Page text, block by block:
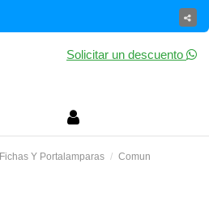
Solicitar un descuento
Fichas Y Portalamparas Comun